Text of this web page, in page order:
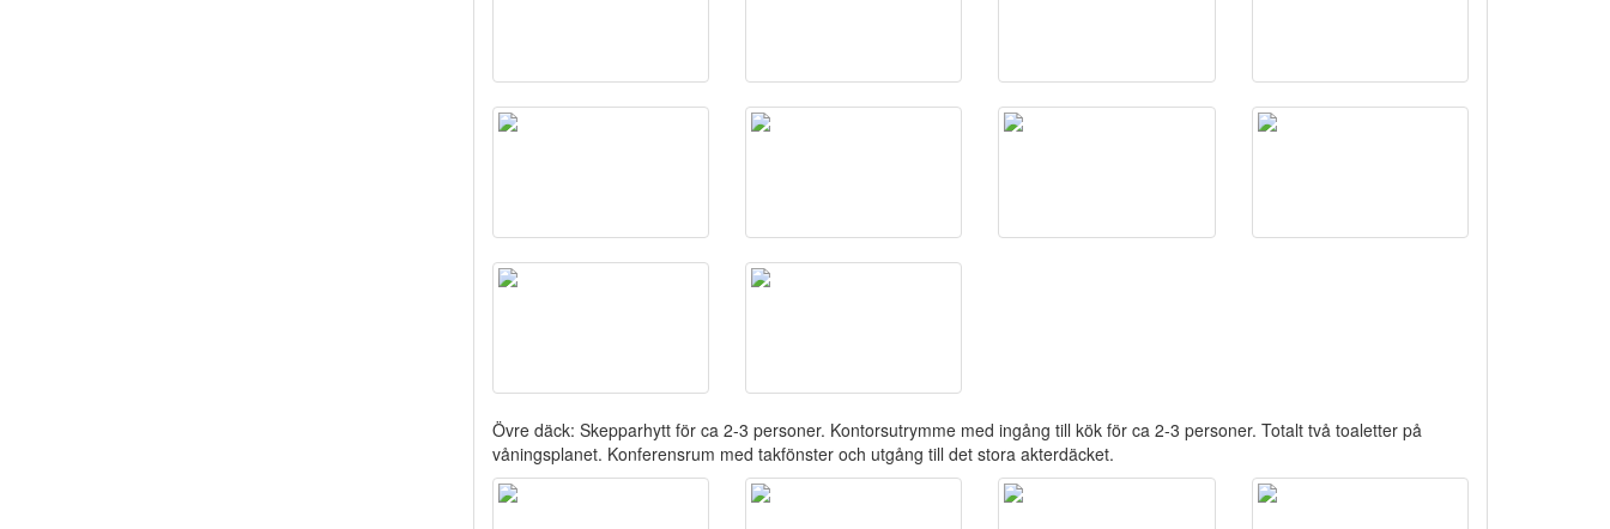
Övre däck: Skepparhytt för ca 2-3 personer. Kontorsutrymme med ingång till kök för ca 2-3 personer. Totalt två toaletter på
våningsplanet. Konferensrum med takfönster och utgång till det stora akterdäcket.